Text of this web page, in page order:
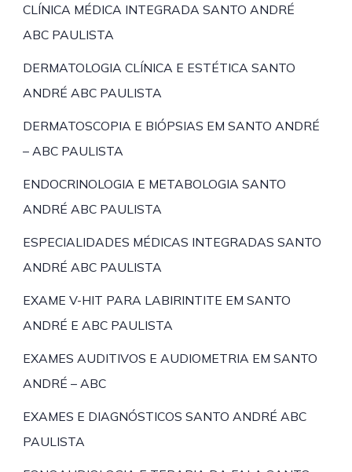
CLÍNICA MÉDICA INTEGRADA SANTO ANDRÉ
ABC PAULISTA
DERMATOLOGIA CLÍNICA E ESTÉTICA SANTO
ANDRÉ ABC PAULISTA
DERMATOSCOPIA E BIÓPSIAS EM SANTO ANDRÉ
– ABC PAULISTA
ENDOCRINOLOGIA E METABOLOGIA SANTO
ANDRÉ ABC PAULISTA
ESPECIALIDADES MÉDICAS INTEGRADAS SANTO
ANDRÉ ABC PAULISTA
EXAME V-HIT PARA LABIRINTITE EM SANTO
ANDRÉ E ABC PAULISTA
EXAMES AUDITIVOS E AUDIOMETRIA EM SANTO
ANDRÉ – ABC
EXAMES E DIAGNÓSTICOS SANTO ANDRÉ ABC
PAULISTA